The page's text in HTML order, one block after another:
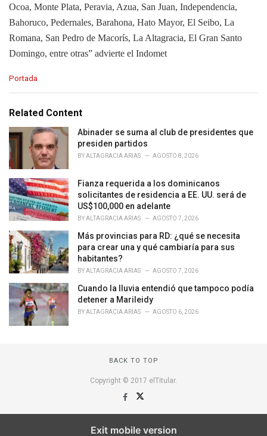
Ocoa, Monte Plata, Peravia, Azua, San Juan, Independencia,
Bahoruco, Pedernales, Barahona, Hato Mayor, El Seibo, La
Romana, San Pedro de Macorís, La Altagracia, El Gran Santo
Domingo, entre otras” advierte el Indomet
C
e
o
r
i
e
:
Portada
Related Content
Abinader se suma al club de presidentes que
presiden partidos
BYALTAGRACIA ARIAS AGOSTO 8, 2026
Fianza requerida a los dominicanos
solicitantes de residencia a EE. UU. será de
US$100,000 en adelante
BYALTAGRACIA ARIAS AGOSTO 7, 2026
Más provincias para RD: ¿qué se necesita
para crear una y qué cambiaría para sus
habitantes?
BYALTAGRACIA ARIAS AGOSTO 7, 2026
Cuando la lluvia entendió que tampoco podía
detener a Marileidy
BYALTAGRACIA ARIAS AGOSTO 6, 2026
BACK TO TOP
Copyright © 2017 elTitular.
Exit mobile version